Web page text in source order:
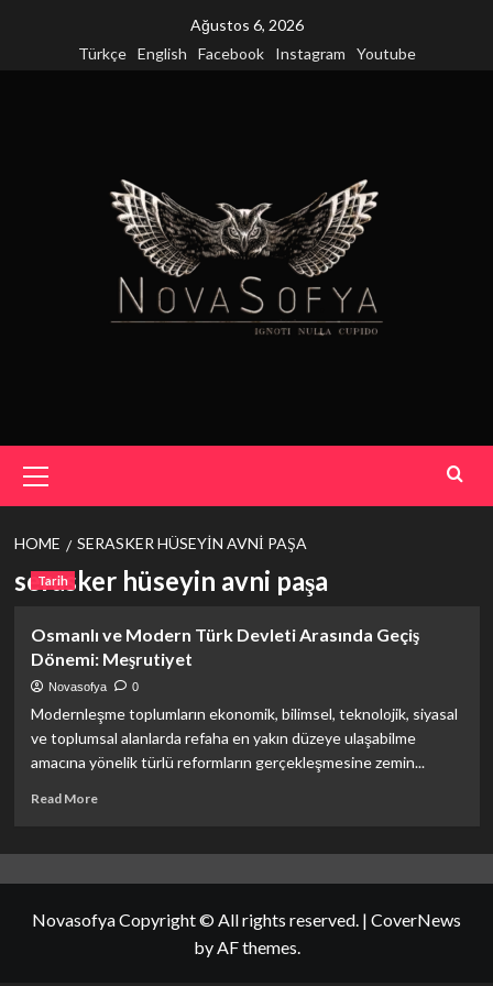
Ağustos 6, 2026
Türkçe
English Facebook Instagram Youtube
Menu
HOME SERASKER HÜSEYIN AVNI PAŞA
serasker hüseyin avni paşa
Tarih
Osmanlı ve Modern Türk Devleti Arasında Geçiş
Dönemi: Meşrutiyet
Novasofya 0
Modernleşme toplumların ekonomik, bilimsel, teknolojik, siyasal
ve toplumsal alanlarda refaha en yakın düzeye ulaşabilme
amacına yönelik türlü reformların gerçekleşmesine zemin...
Read MoreRead
Osmanlı
Türk
Novasofya Copyright © All rights reserved. | CoverNews
by AF themes.